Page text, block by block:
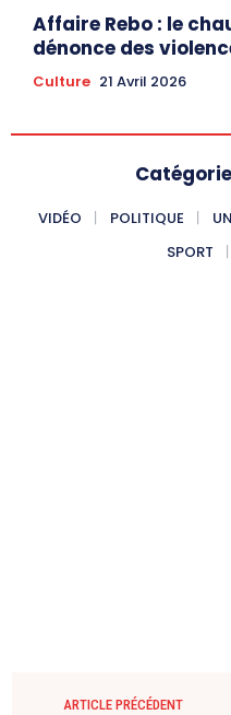
Affaire Rebo : le
dénonce des
Culture 21 Avril 2026
VIDÉO POLITIQUE
SPORT
ARTICLE PRÉCÉDENT